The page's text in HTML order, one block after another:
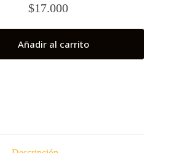
$17.000
Añadir al carrito